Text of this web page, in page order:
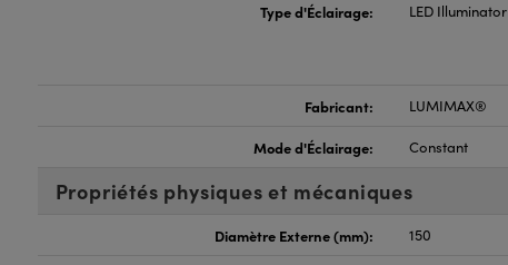
Type d'Éclairage: LED Illuminator
Fabricant: LUMIMAX®
Mode d'Éclairage: Constant
Propriétés physiques et mécaniques
Diamètre Externe (mm): 150